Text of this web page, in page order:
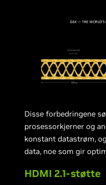
Disse forbedringene
prosessorkjerner og
konstant datastrøm,
data, noe som gir
HDMI 2.1-støtte